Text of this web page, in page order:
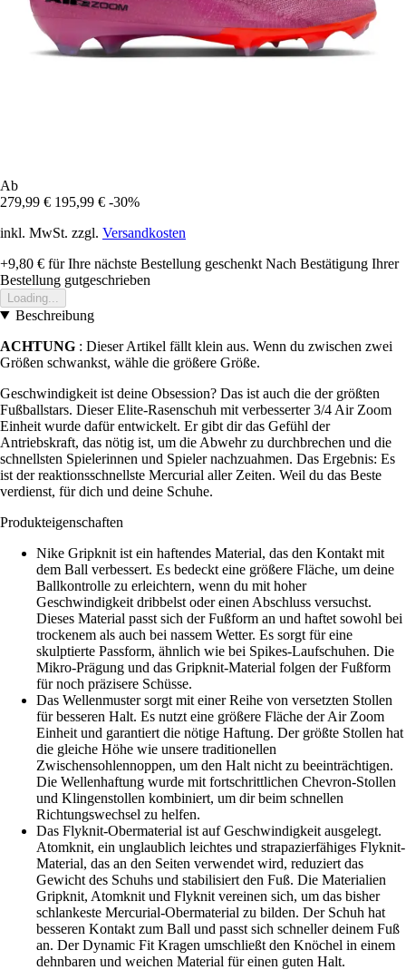
Ab
279,99 € 195,99 € -30%
inkl. MwSt. zzgl. Versandkosten
+9,80 € für Ihre nächste Bestellung geschenkt Nach Bestätigung Ihrer
Bestellung gutgeschrieben
Loading...
Beschreibung
ACHTUNG : Dieser Artikel fällt klein aus. Wenn du zwischen zwei
Größen schwankst, wähle die größere Größe.
Geschwindigkeit ist deine Obsession? Das ist auch die der größten
Fußballstars. Dieser Elite-Rasenschuh mit verbesserter 3/4 Air Zoom
Einheit wurde dafür entwickelt. Er gibt dir das Gefühl der
Antriebskraft, das nötig ist, um die Abwehr zu durchbrechen und die
schnellsten Spielerinnen und Spieler nachzuahmen. Das Ergebnis: Es
ist der reaktionsschnellste Mercurial aller Zeiten. Weil du das Beste
verdienst, für dich und deine Schuhe.
Produkteigenschaften
Nike Gripknit ist ein haftendes Material, das den Kontakt mit
dem Ball verbessert. Es bedeckt eine größere Fläche, um deine
Ballkontrolle zu erleichtern, wenn du mit hoher
Geschwindigkeit dribbelst oder einen Abschluss versuchst.
Dieses Material passt sich der Fußform an und haftet sowohl bei
trockenem als auch bei nassem Wetter. Es sorgt für eine
skulptierte Passform, ähnlich wie bei Spikes-Laufschuhen. Die
Mikro-Prägung und das Gripknit-Material folgen der Fußform
für noch präzisere Schüsse.
Das Wellenmuster sorgt mit einer Reihe von versetzten Stollen
für besseren Halt. Es nutzt eine größere Fläche der Air Zoom
Einheit und garantiert die nötige Haftung. Der größte Stollen hat
die gleiche Höhe wie unsere traditionellen
Zwischensohlennoppen, um den Halt nicht zu beeinträchtigen.
Die Wellenhaftung wurde mit fortschrittlichen Chevron-Stollen
und Klingenstollen kombiniert, um dir beim schnellen
Richtungswechsel zu helfen.
Das Flyknit-Obermaterial ist auf Geschwindigkeit ausgelegt.
Atomknit, ein unglaublich leichtes und strapazierfähiges Flyknit-
Material, das an den Seiten verwendet wird, reduziert das
Gewicht des Schuhs und stabilisiert den Fuß. Die Materialien
Gripknit, Atomknit und Flyknit vereinen sich, um das bisher
schlankeste Mercurial-Obermaterial zu bilden. Der Schuh hat
besseren Kontakt zum Ball und passt sich schneller deinem Fuß
an. Der Dynamic Fit Kragen umschließt den Knöchel in einem
dehnbaren und weichen Material für einen guten Halt.